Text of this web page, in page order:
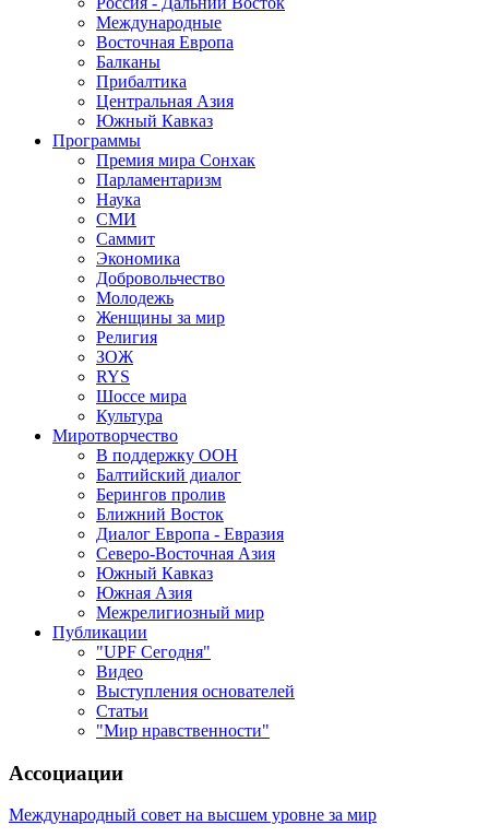
Международные
Восточная Европа
Балканы
Прибалтика
Центральная Азия
Южный Кавказ
Программы
Премия мира Сонхак
Парламентаризм
Наука
СМИ
Саммит
Экономика
Добровольчество
Молодежь
Женщины за мир
Религия
ЗОЖ
RYS
Шоссе мира
Культура
Миротворчество
В поддержку ООН
Балтийский диалог
Берингов пролив
Ближний Восток
Диалог Европа - Евразия
Северо-Восточная Азия
Южный Кавказ
Южная Азия
Межрелигиозный мир
Публикации
"UPF Сегодня"
Видео
Выступления основателей
Статьи
"Мир нравственности"
Ассоциации
Международный совет на высшем уровне за мир